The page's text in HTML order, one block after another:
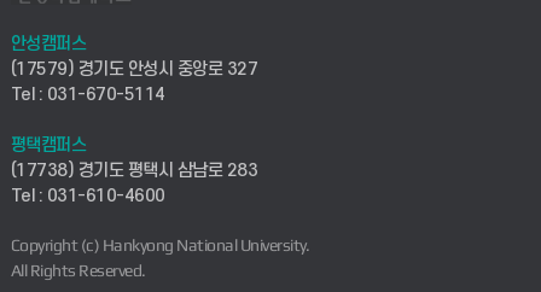
컴퓨터응용수학부
ICT로봇기계공학부
전자전기공학부
디자인건축융합학부
시설바로처리서비스
연구실안전관리시스템
산학연구관리시스템
찾아오시는길(평택)
취업지원센터
창업지원센터
현장실습지원센터
안성캠퍼스
(17579) 경기도 안성시 중앙로 327
Tel : 031-670-5114
평택캠퍼스
(17738) 경기도 평택시 삼남로 283
Tel : 031-610-4600
Copyright (c) Hankyong National University.
All Rights Reserved.